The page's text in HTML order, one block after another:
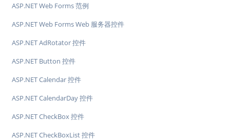
ASP.NET Web Forms 范例
ASP.NET Web Forms Web 服务器控件
ASP.NET AdRotator 控件
ASP.NET Button 控件
ASP.NET Calendar 控件
ASP.NET CalendarDay 控件
ASP.NET CheckBox 控件
ASP.NET CheckBoxList 控件